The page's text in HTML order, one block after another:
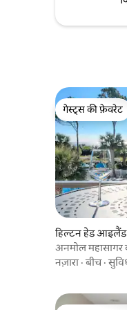
गेस्ट्स की फ़ेवरेट
गेस्ट्स की फ़ेवरेट
हिल्टन हेड आइलैंड
अनमोल महासागर
नज़ारा ·बीच·